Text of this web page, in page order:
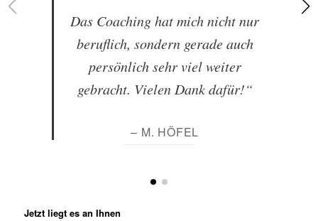
Das Coaching hat mich nicht nur
beruflich, sondern gerade auch
persönlich sehr viel weiter
gebracht. Vielen Dank dafür!“
– M. HÖFEL
Jetzt liegt es an Ihnen